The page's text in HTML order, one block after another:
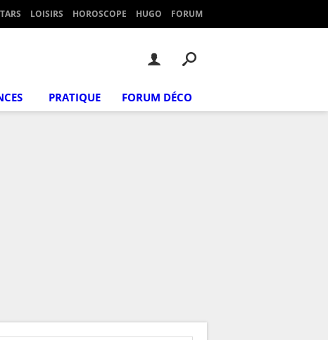
LOISIRS HOROSCOPE HUGO FORUM
PRATIQUE FORUM DÉCO